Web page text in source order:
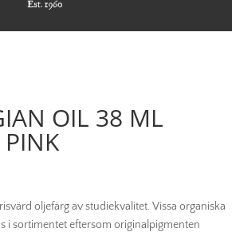
OIL 38 ML
PINK
oljefärg av studiekvalitet. Vissa organiska
i sortimentet eftersom originalpigmenten